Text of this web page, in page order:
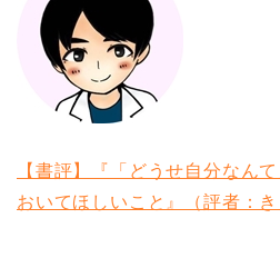
【書評】『「どうせ自分なん
おいてほしいこと』（評者：き